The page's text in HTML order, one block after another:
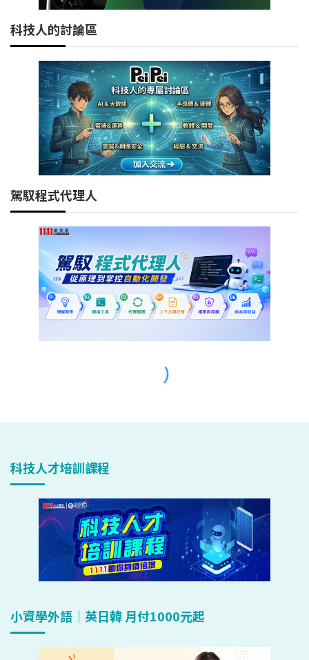
科技人才培訓課程
小資學外語｜英日韓 月付1000元起